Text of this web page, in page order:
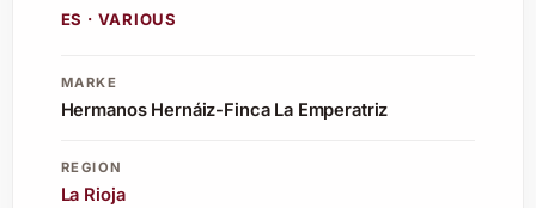
ES · VARIOUS
MARKE
Hermanos Hernáiz-Finca La Emperatriz
REGION
La Rioja